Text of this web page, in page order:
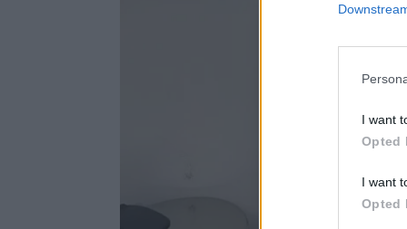
I want
Opted
I want
Opted